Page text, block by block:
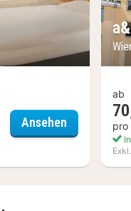
Ansehen Ibis Wien
ab
pro